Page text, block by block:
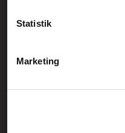
Statistik
Marketing
Generelle henvendelser:
Service- og